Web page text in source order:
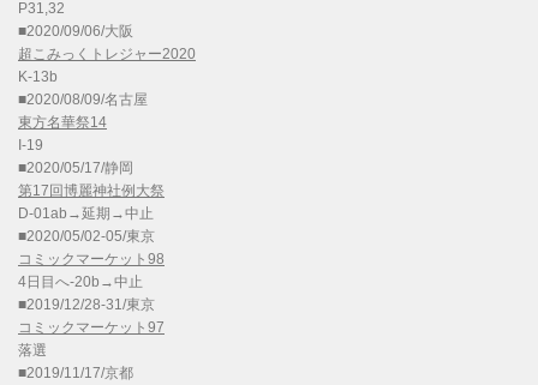
P31,32
■2020/09/06/大阪
超こみっくトレジャー2020
K-13b
■2020/08/09/名古屋
東方名華祭14
I-19
■2020/05/17/静岡
第17回博麗神社例大祭
D-01ab→延期→中止
■2020/05/02-05/東京
コミックマーケット98
4日目へ-20b→中止
■2019/12/28-31/東京
コミックマーケット97
落選
■2019/11/17/京都